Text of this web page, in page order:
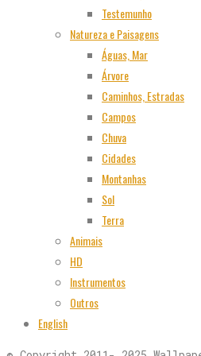
Testemunho
Natureza e Paisagens
Águas, Mar
Árvore
Caminhos, Estradas
Campos
Chuva
Cidades
Montanhas
Sol
Terra
Animais
HD
Instrumentos
Outros
English